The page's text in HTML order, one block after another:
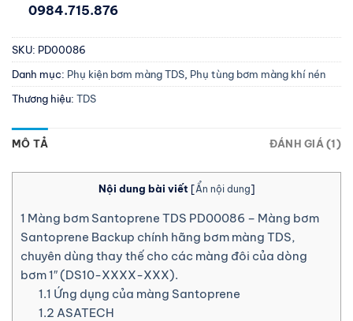
0984.715.876
SKU: PD00086
Danh mục: Phụ kiện bơm màng TDS Phụ tùng bơm màng khí nén
Thương hiệu: TDS
MÔ TẢ ĐÁNH GIÁ (1)
Nội dung bài viết [Ẩn nội dung]
1 Màng bơm Santoprene TDS PD00086 – Màng bơm
Santoprene Backup chính hãng bơm màng TDS,
chuyên dùng thay thế cho các màng đôi của dòng
bơm 1″ (DS10-XXXX-XXX).
1.1 Ứng dụng của màng Santoprene
1.2 ASATECH